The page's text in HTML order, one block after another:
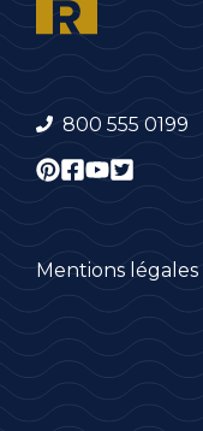
800 555 0199
Mentions légales